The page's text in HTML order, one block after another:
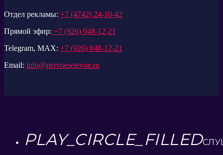
Отдел рекламы: +7 (4742) 24-10-42
Прямой эфир: +7 (926) 048-12-21
Telegram, MAX: +7 (926) 048-12-21
Email: info@pervoesetevoe.ru
PLAY_CIRCLE_FILLED